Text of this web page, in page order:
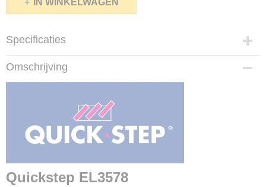
IN WINKELWAGEN
Specificaties
Productcode
138 x 15,60 x 0,80 cm
Pakinhoud
Aantal planken per pak
8
Omschrijving
Quickstep EL3578